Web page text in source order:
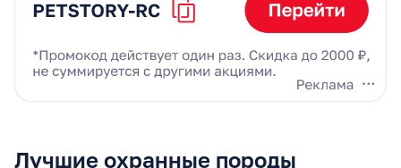
Лучшие охранные породы